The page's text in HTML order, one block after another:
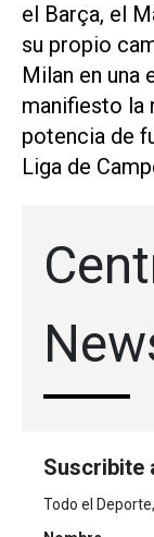
el Barça, el
su propio
Milan en una
manifiesto la
potencia de
Liga de